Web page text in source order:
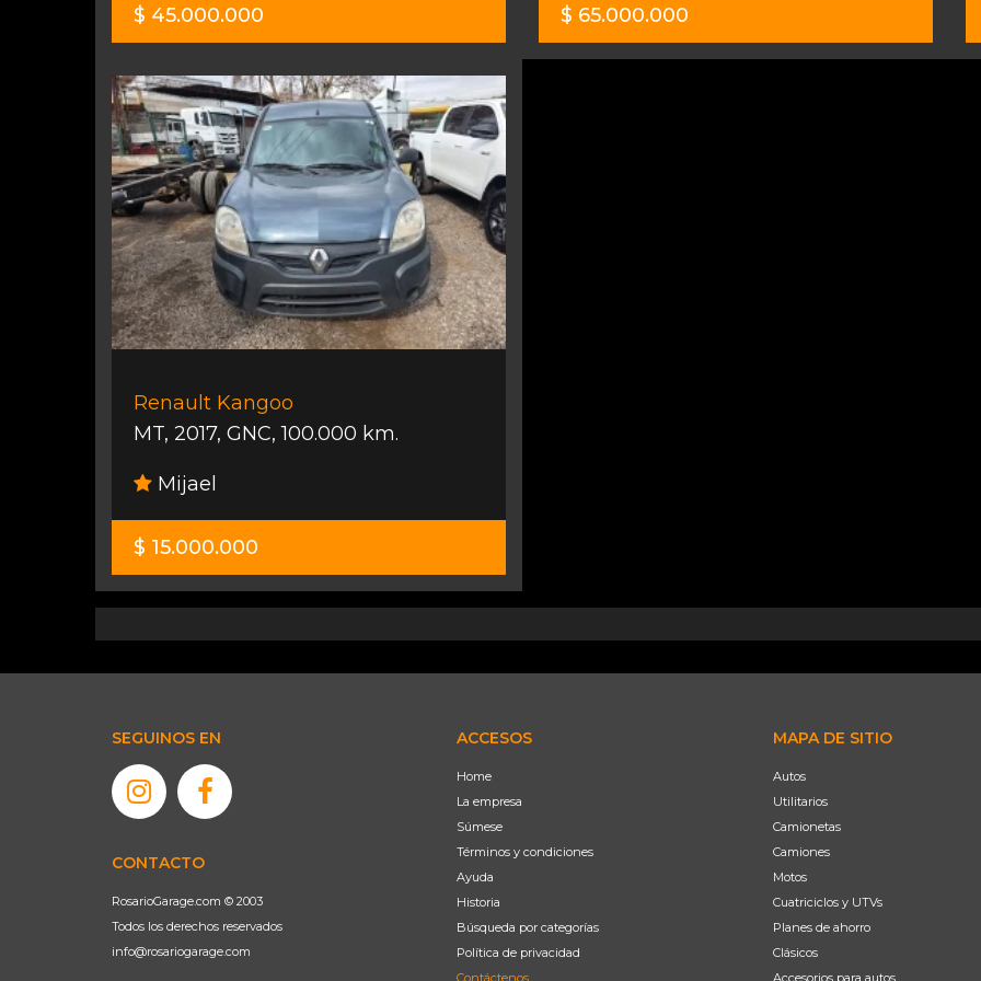
$ 45.000.000 $ 65.000.000
Renault Kangoo
MT, 2017, GNC,100.000 km.
Mijael
$ 15.000.000
SEGUINOS EN
CONTACTO
RosarioGarage.com © 2003
Todos los derechos reservados
info@rosariogarage.com
ACCESOS
Home
La empresa
Súmese
Términos y condiciones
Ayuda
Historia
Búsqueda por categorías
Política de privacidad
Contáctenos
MAPA DE SITIO
Autos
Utilitarios
Camionetas
Camiones
Motos
Cuatriciclos y UTVs
Planes de ahorro
Clásicos
Accesorios para autos